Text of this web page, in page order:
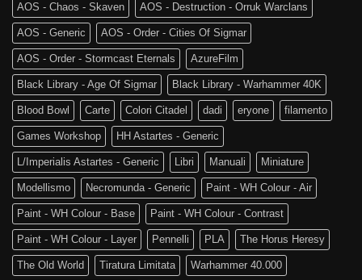
AOS - Chaos - Skaven AOS - Destruction - Orruk Warclans
AOS - Generic AOS - Order - Cities Of Sigmar
AOS - Order - Stormcast Eternals AzureFilm
Black Library - Age Of Sigmar Black Library - Warhammer 40K
Blood Bowl Carte Colori Citadel dadi eryone filamento
Games Workshop HH Astartes - Generic
L/Imperialis Astartes - Generic Libri Manuali Miniature
Modellismo Necromunda - Generic Paint - WH Colour - Air
Paint - WH Colour - Base Paint - WH Colour - Contrast
Paint - WH Colour - Layer Pennelli PLA The Horus Heresy
The Old World Tiratura Limitata Warhammer 40.000